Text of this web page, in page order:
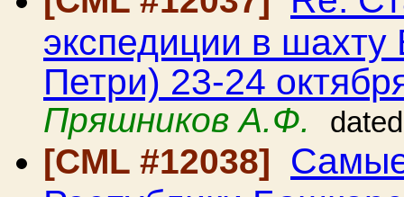
экспедиции в
Петри) 23-24
Пряшников А.Ф.
[CML #12038]